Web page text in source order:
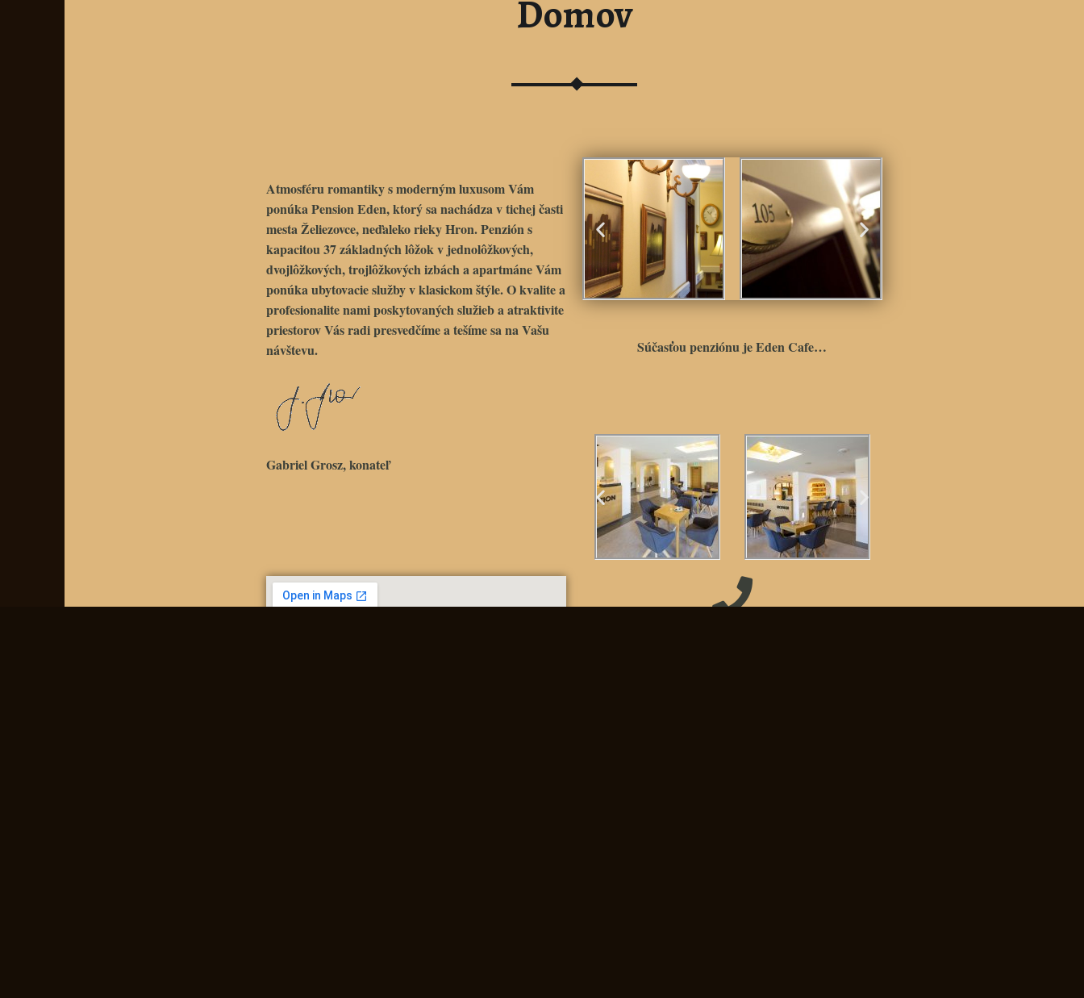
Domov
Atmosféru romantiky s moderným luxusom Vám
ponúkaPension Eden, ktorý sa nachádza v tichej časti
mestaŽeliezovce, neďaleko rieky Hron. Penzión s
kapacitou 37 základných lôžok v jednolôžkových,
dvojlôžkových, trojlôžkových izbách a apartmáne Vám
ponúka ubytovacie služby v klasickom štýle. O kvalite a
profesionalite nami poskytovaných služieb a atraktivite
priestorov Vás radi presvedčíme a tešíme sa na Vašu
návštevu.
Gabriel Grosz, konateľ
Súčasťou penziónu je Eden Cafe…